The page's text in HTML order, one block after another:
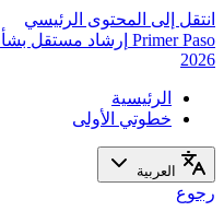
انتقل إلى المحتوى الرئيسي
Primer Paso إرشاد مستقل
2026
الرئيسية
خطوتي الأولى
العربية
رجوع